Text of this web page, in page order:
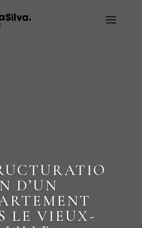
N D’UN
LE VIEUX-